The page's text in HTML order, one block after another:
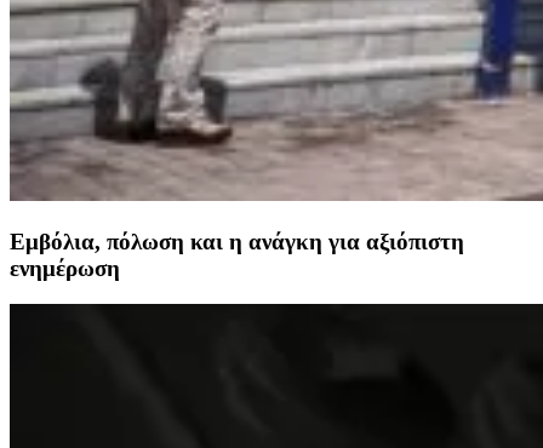
Εμβόλια, πόλωση και η ανάγκη για αξιόπιστη
ενημέρωση